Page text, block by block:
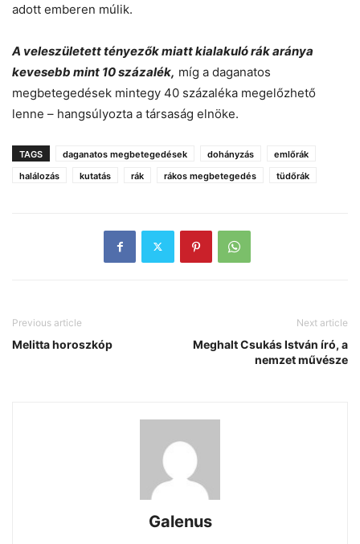
adott emberen múlik.
A veleszületett tényezők miatt kialakuló rák aránya
kevesebb mint 10 százalék, míg a daganatos
megbetegedések mintegy 40 százaléka megelőzhető
lenne – hangsúlyozta a társaság elnöke.
TAGS daganatos megbetegedések dohányzás
emlőrák
halálozás
kutatás rák rákos megbetegedés tüdőrák
Previous article
Melitta horoszkóp
Next article
Meghalt Csukás István író, a
nemzet művésze
Galenus